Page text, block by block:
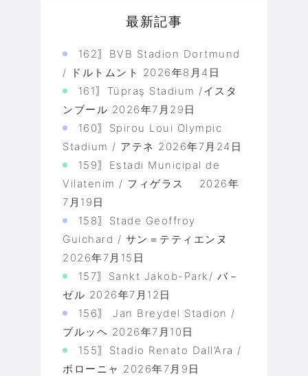
最新記事
162〗BVB Stadion Dortmund
/ ドルトムント 2026年8月4日
161〗Tüpraş Stadium /イスタ
ンブール 2026年7月29日
160〗Spirou Loui Olympic
Stadium / アテネ 2026年7月24日
159〗Estadi Municipal de
Vilatenim / フィゲラス
2026年
7月19日
158〗Stade Geoffroy
Guichard / サン＝テティエンヌ
2026年7月15日
157〗Sankt Jakob-Park/ バ－
ゼル 2026年7月12日
156〗 Jan Breydel Stadion /
ブルッヘ 2026年7月10日
155〗Stadio Renato Dall’Ara /
ボローニャ 2026年7月9日